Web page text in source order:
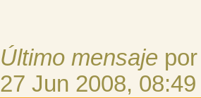
Último mensaje
27 Jun 2008, 08:49